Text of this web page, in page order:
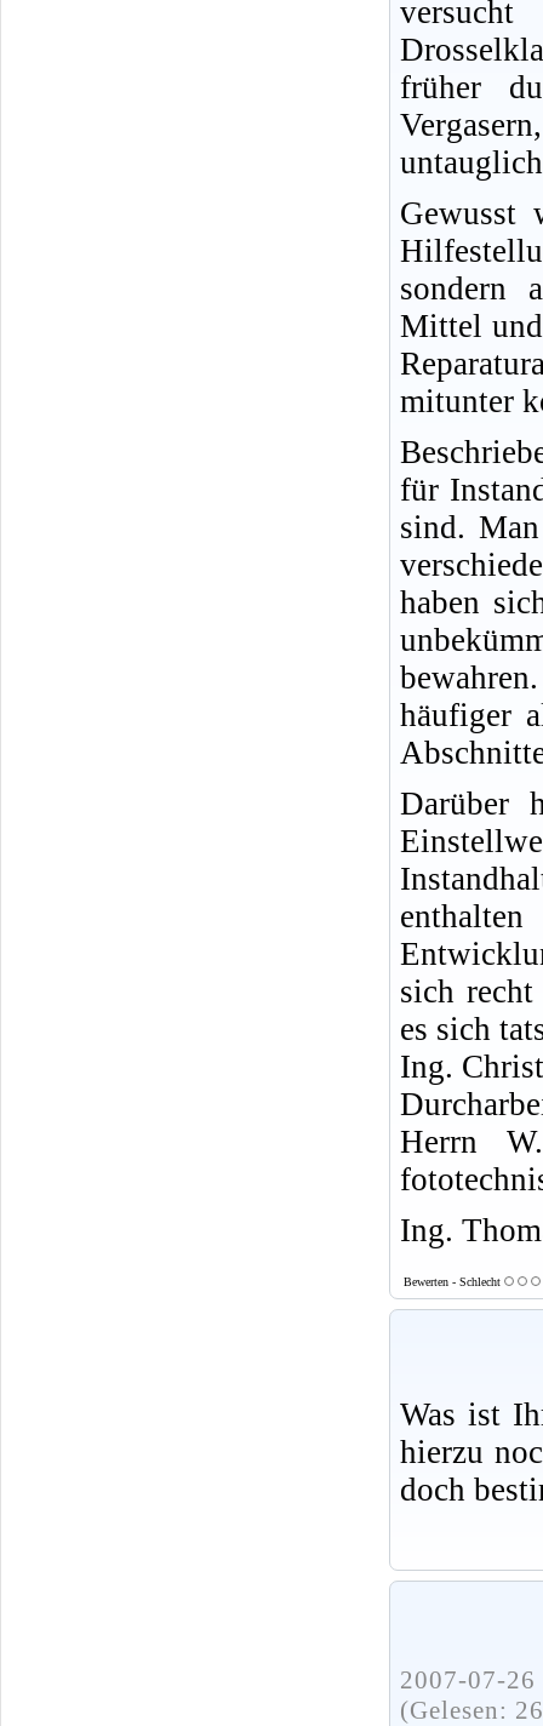
früher
Gewusst
sondern
Mittel und
mitunter
für
sind.
haben
häufiger
Darüber
sich
es sich
Ing.
Herrn
Ing.
Bewerten - Schlecht
Was ist
hierzu
doch
2007-07-
(Gelesen: